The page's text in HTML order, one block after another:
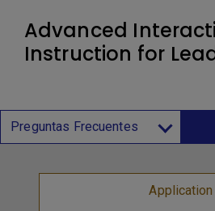
Advanced
Instruction for
Preguntas Frecuentes
Application